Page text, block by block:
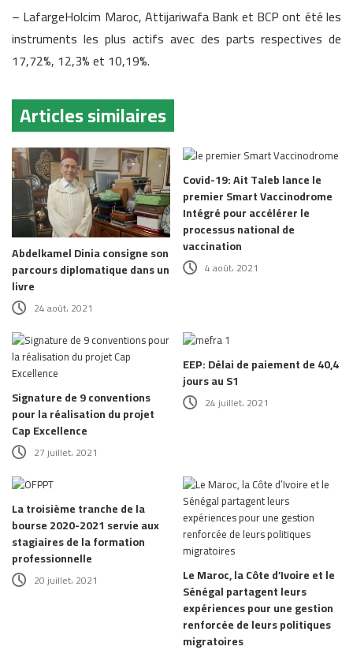
– LafargeHolcim Maroc, Attijariwafa Bank et BCP ont été les
instruments les plus actifs avec des parts respectives de
17,72%, 12,3% et 10,19%.
Articles similaires
Abdelkamel Dinia consigne son
parcours diplomatique dans un
livre
24 août، 2021
Covid-19: Ait Taleb lance le
premier Smart Vaccinodrome
Intégré pour accélérer le
processus national de
vaccination
4 août، 2021
Signature de 9 conventions
pour la réalisation du projet
Cap Excellence
27 juillet، 2021
EEP: Délai de paiement de 40,4
jours au S1
24 juillet، 2021
La troisième tranche de la
bourse 2020-2021 servie aux
stagiaires de la formation
professionnelle
20 juillet، 2021
Le Maroc, la Côte d’Ivoire et le
Sénégal partagent leurs
expériences pour une gestion
renforcée de leurs politiques
migratoires